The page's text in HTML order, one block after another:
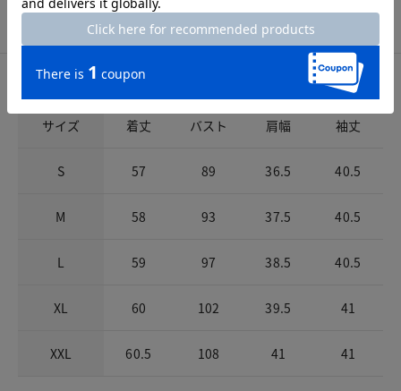
手洗い可
サイズ詳細
サイズ 着丈 バスト 肩幅 袖丈
S 57 89 36.5 40.5
M 58 93 37.5 40.5
L 59 97 38.5 40.5
XL 60 102 39.5 41
XXL 60.5 108 41 41